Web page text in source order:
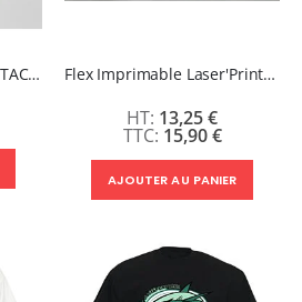
Tape de Transfert POLI-TACK Gamme Papiers Laser Print Flex Imprimable Laser'Print Stretch -
15,90 €
13,25 €
AJOUTER AU PANIER